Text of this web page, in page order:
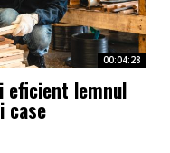
00:04:28
eficient lemnul
case